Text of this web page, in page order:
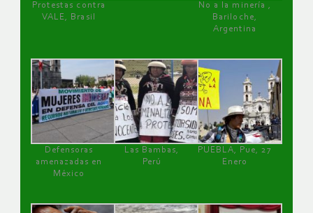
Protestas contra
VALE, Brasil
No a la minería ,
Bariloche,
Argentina
Defensoras
amenazadas en
México
Las Bambas,
Perú
PUEBLA, Pue, 27
Enero